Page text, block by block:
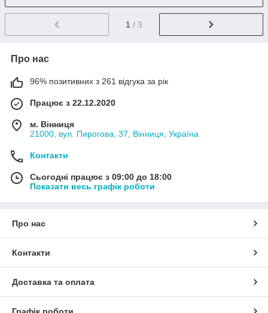
1 / 3
Про нас
96% позитивних з 261 відгука за рік
Працює з 22.12.2020
м. Вінниця
21000, вул. Пирогова, 37, Вінниця, Україна
Контакти
Сьогодні працює з 09:00 до 18:00
Показати весь графік роботи
Про нас
Контакти
Доставка та оплата